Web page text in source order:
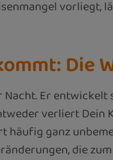
Die
Er
verliert
ganz
die